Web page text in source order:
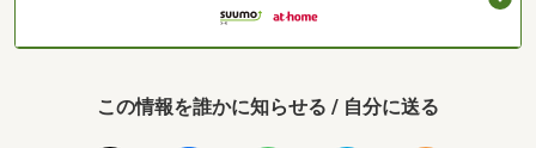
この情報を誰かに知らせる / 自分に送る